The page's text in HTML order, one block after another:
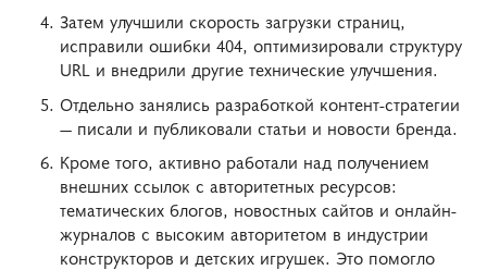
Затем улучшили скорость загрузки страниц,
исправили ошибки 404, оптимизировали структуру
URL и внедрили другие технические улучшения.
Отдельно занялись разработкой контент-стратегии
— писали и публиковали статьи и новости бренда.
Кроме того, активно работали над получением
внешних ссылок с авторитетных ресурсов:
тематических блогов, новостных сайтов и онлайн-
журналов с высоким авторитетом в индустрии
конструкторов и детских игрушек. Это помогло